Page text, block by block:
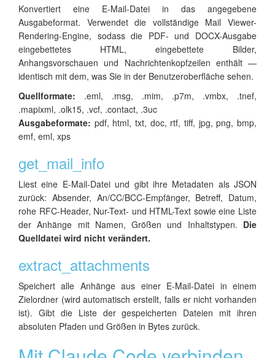
Konvertiert eine E-Mail-Datei in das angegebene
Ausgabeformat. Verwendet die vollständige Mail Viewer-
Rendering-Engine, sodass die PDF- und DOCX-Ausgabe
eingebettetes HTML, eingebettete Bilder,
Anhangsvorschauen und Nachrichtenkopfzeilen enthält —
identisch mit dem, was Sie in der Benutzeroberfläche sehen.
Quellformate: .eml, .msg, .mim, .p7m, .vmbx, .tnef,
.mapixml, .olk15, .vcf, .contact, .3uc
Ausgabeformate: pdf, html, txt, doc, rtf, tiff, jpg, png, bmp,
emf, eml, xps
get_mail_info
Liest eine E-Mail-Datei und gibt ihre Metadaten als JSON
zurück: Absender, An/CC/BCC-Empfänger, Betreff, Datum,
rohe RFC-Header, Nur-Text- und HTML-Text sowie eine Liste
der Anhänge mit Namen, Größen und Inhaltstypen. Die
Quelldatei wird nicht verändert.
extract_attachments
Speichert alle Anhänge aus einer E-Mail-Datei in einem
Zielordner (wird automatisch erstellt, falls er nicht vorhanden
ist). Gibt die Liste der gespeicherten Dateien mit ihren
absoluten Pfaden und Größen in Bytes zurück.